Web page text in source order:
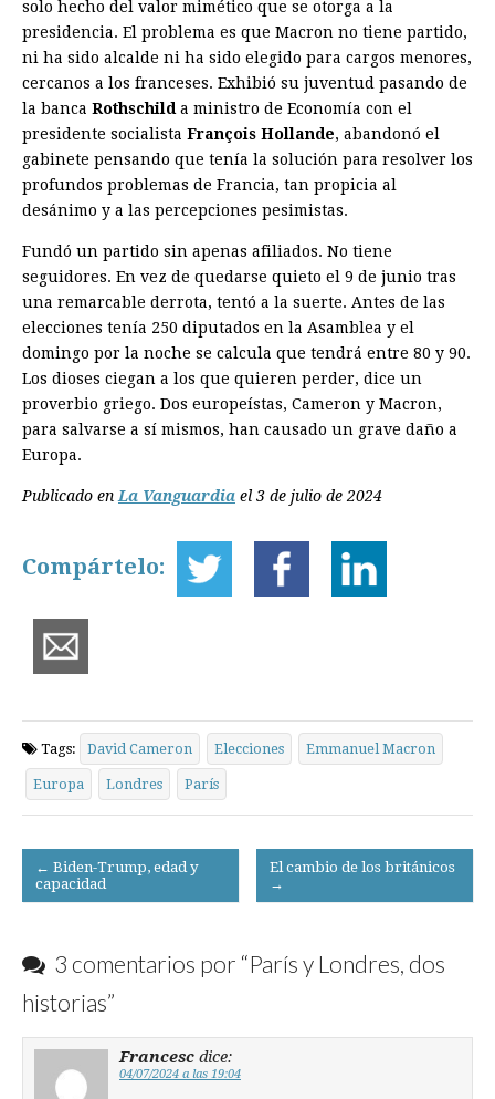
solo hecho del valor mimético que se otorga a la
presidencia. El problema es que Macron no tiene partido,
ni ha sido alcalde ni ha sido elegido para cargos menores,
cercanos a los franceses. Exhibió su juventud pasando de
la banca Rothschild a ministro de Economía con el
presidente socialista François Hollande, abandonó el
gabinete pensando que tenía la solución para resolver los
profundos problemas de Francia, tan propicia al
desánimo y a las percepciones pesimistas.
Fundó un partido sin apenas afiliados. No tiene
seguidores. En vez de quedarse quieto el 9 de junio tras
una remarcable derrota, tentó a la suerte. Antes de las
elecciones tenía 250 diputados en la Asamblea y el
domingo por la noche se calcula que tendrá entre 80 y 90.
Los dioses ciegan a los que quieren perder, dice un
proverbio griego. Dos europeístas, Cameron y Macron,
para salvarse a sí mismos, han causado un grave daño a
Europa.
Publicado en La Vanguardia el 3 de julio de 2024
Compártelo:
Tags: David Cameron Elecciones Emmanuel Macron
Europa Londres París
Post
navigation
← Biden-Trump, edad y
capacidad
El cambio de los británicos
→
3 comentarios por “París y Londres, dos
historias”
Francesc dice:
04/07/2024 a las 19:04